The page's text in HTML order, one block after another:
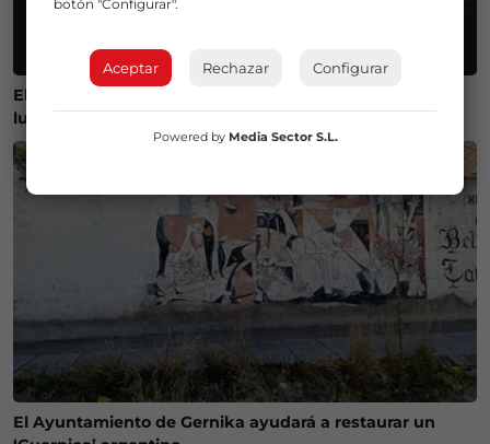
El Gobierno lanza un visor web para encontrar el mejor
lugar donde ver el eclipse solar del 12 de agosto
El Ayuntamiento de Gernika ayudará a restaurar un
botón "Configurar".
Aceptar Rechazar Configurar
Powered by Media Sector S.L.